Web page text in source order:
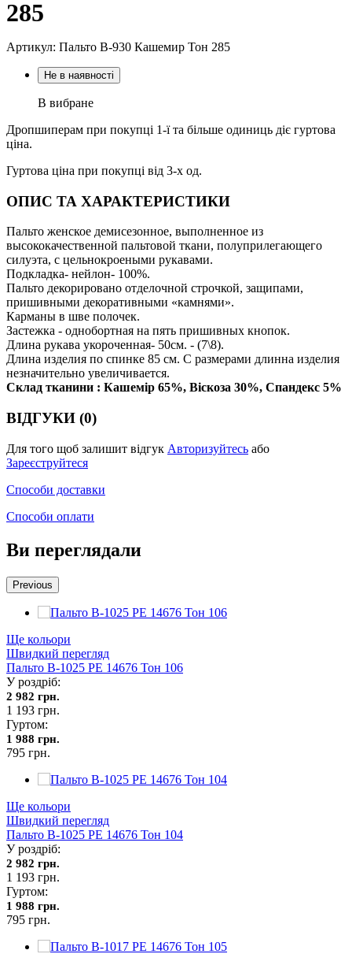
285
Артикул: Пальто В-930 Кашемир Тон 285
Не в наявності
В вибране
Дропшиперам при покупці 1-ї та більше одиниць діє гуртова
ціна.
Гуртова ціна при покупці від 3-х од.
ОПИС ТА ХАРАКТЕРИСТИКИ
Пальто женское демисезонное, выполненное из
высококачественной пальтовой ткани, полуприлегающего
силуэта, с цельнокроеными рукавами.
Подкладка- нейлон- 100%.
Пальто декорировано отделочной строчкой, защипами,
пришивными декоративными «камнями».
Карманы в шве полочек.
Застежка - однобортная на пять пришивных кнопок.
Длина рукава укороченная- 50см. - (7\8).
Длина изделия по спинке 85 см. С размерами длинна изделия
незначительно увеличивается.
Склад тканини : Кашемір 65%, Віскоза 30%, Спандекс 5%
ВІДГУКИ (0)
Для того щоб залишит відгук Авторизуйтесь або
Зареєструйтеся
Способи доставки
Способи оплати
Ви переглядали
Previous
Ще кольори
Швидкий перегляд
Пальто В-1025 PE 14676 Тон 106
У роздріб:
2 982 грн.
1 193 грн.
Гуртом:
1 988 грн.
795 грн.
Ще кольори
Швидкий перегляд
Пальто В-1025 PE 14676 Тон 104
У роздріб:
2 982 грн.
1 193 грн.
Гуртом:
1 988 грн.
795 грн.